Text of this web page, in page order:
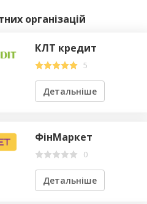
організацій
КЛТ кредит
5
Детальніше
ФінМаркет
0
Детальніше